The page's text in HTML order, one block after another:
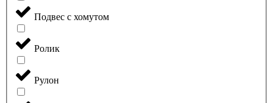
Подвес с хомутом
Ролик
Рулон